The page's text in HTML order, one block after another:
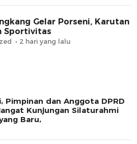
Gelar Porseni, Karutan
Sportivitas
2 hari yang lalu
Pimpinan dan Anggota DPRD
Kunjungan Silaturahmi
Baru,